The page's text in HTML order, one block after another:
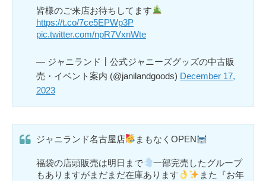
皆様のご来店お待ちしてます
https://t.co/7ce5EPWp3P
pic.twitter.com/npR7VxnWte
— ジャニランド┃公式ジャニーズグッズの中古販
売・イベント案内 (@janilandgoods) December 17,
2023
ジャニランド名古屋店 まもなくOPEN
福袋の店頭販売は明日まで
一部完売したグループ
もありますがまだまだ在庫あります
また『お年